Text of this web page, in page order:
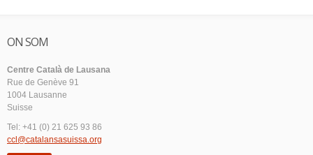
ON SOM
Centre Català de Lausana
Rue de Genève 91
1004 Lausanne
Suisse
Tel: +41 (0) 21 625 93 86
ccl@catalansasuissa.org